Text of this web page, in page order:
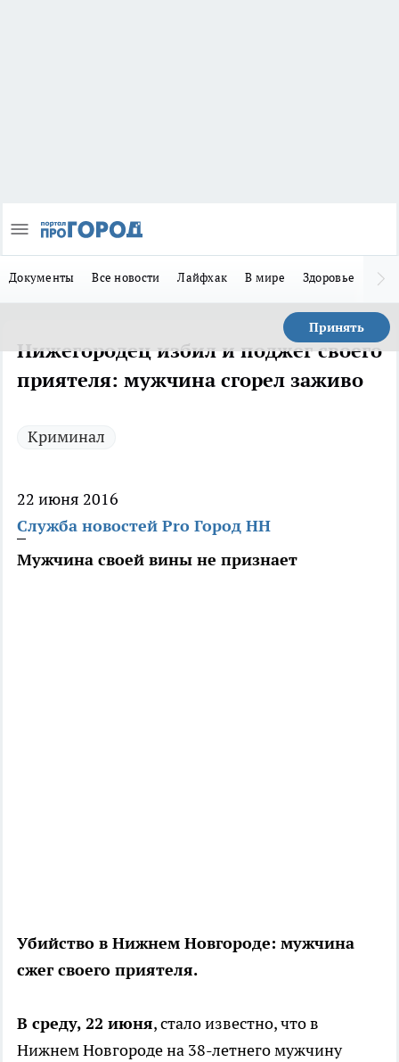
Документы Все новости Лайфхак В мире Здоровье
Принять
Нижегородец избил и поджег своего
приятеля: мужчина сгорел заживо
Криминал
22 июня 2016
Служба новостей Pro Город НН
Мужчина своей вины не признает
Убийство в Нижнем Новгороде: мужчина
сжег своего приятеля.
В среду, 22 июня, стало известно, что в
Нижнем Новгороде на 38-летнего мужчину